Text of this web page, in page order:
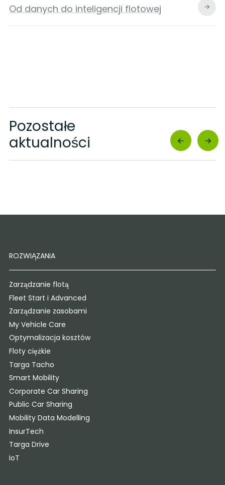
Od danych do inteligencji flotowej
Pozostałe
aktualności
ROZWIĄZANIA
Zarządzanie flotą
Fleet Start i Advanced
Zarządzanie zasobami
My Vehicle Care
Optymalizacja kosztów
Floty ciężkie
Targa Tacho
Smart Mobility
Corporate Car Sharing
Public Car Sharing
Mobility Data Modelling
InsurTech
Targa Drive
IoT